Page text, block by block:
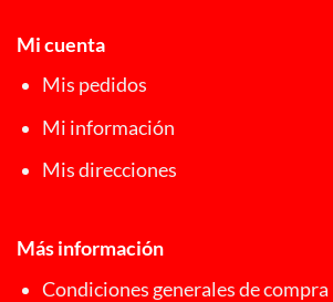
Mi cuenta
Mis pedidos
Mi información
Mis direcciones
Más información
Condiciones generales de compra